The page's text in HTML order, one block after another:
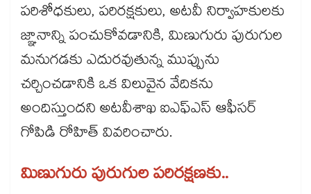
పరిశోధకులు, పరిరక్షకులు, అటవీ నిర్వాహకులకు
జ్ఞానాన్ని పంచుకోవడానికి, మిణుగురు పురుగుల
మనుగడకు ఎదురవుతున్న ముప్పును
చర్చించడానికి ఒక విలువైన వేదికను
అందిస్తుందని అటవీశాఖ ఐఎఫ్ఎస్ ఆఫీసర్
గోపిడి రోహిత్ వివరించారు.
మిణుగురు పురుగుల పరిరక్షణకు..